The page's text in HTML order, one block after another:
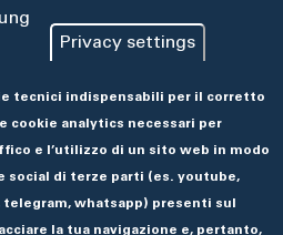
Privacy settings
tecnici indispensabili per il corretto
cookie analytics necessari per
e l’utilizzo di un sito web in modo
social di terze parti (es. youtube,
whatsapp) presenti sul
la tua navigazione e, pertanto,